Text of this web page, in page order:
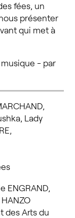
fées, un
présenter
qui met à
- par
Lady
ENGRAND,
des Arts du